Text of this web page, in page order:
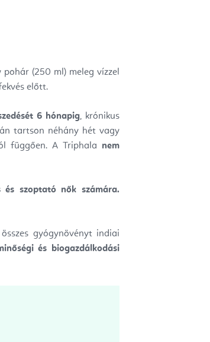
pohár (250 ml) meleg vízzel
előtt.
6 hónapig, krónikus
tartson néhány hét vagy
függően. A Triphala nem
és szoptató nők számára.
gyógynövényt indiai
és biogazdálkodási